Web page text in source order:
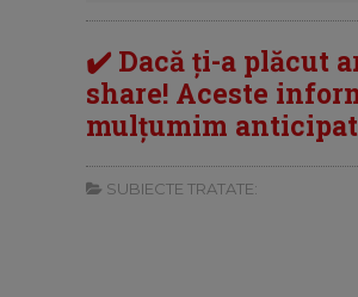
✔️ Dacă ți-a plăcut
share! Aceste
mulțumim
SUBIECTE TRATATE: